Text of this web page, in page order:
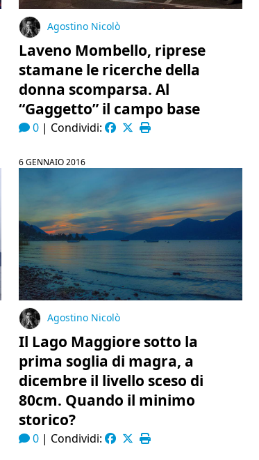
Agostino Nicolò
Laveno Mombello, riprese
stamane le ricerche della
donna scomparsa. Al
“Gaggetto” il campo base
0 | Condividi:
6 GENNAIO 2016
Agostino Nicolò
Il Lago Maggiore sotto la
prima soglia di magra, a
dicembre il livello sceso di
80cm. Quando il minimo
storico?
0 | Condividi: